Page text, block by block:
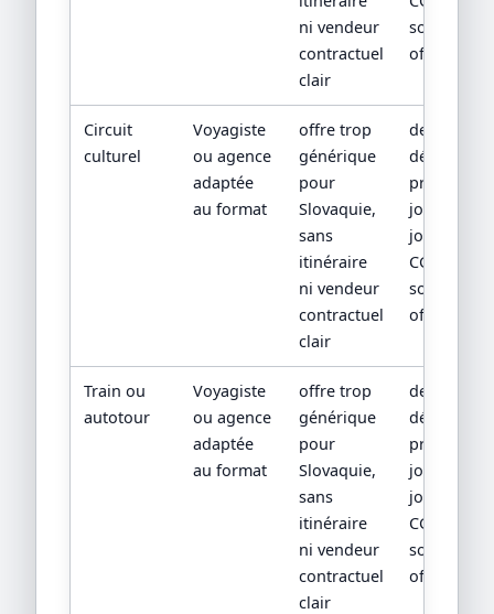
ni vendeur
contractuel
clair
sources
officielles
Circuit
culturel
Voyagiste
ou agence
adaptée
au format
offre trop
générique
pour
Slovaquie,
sans
itinéraire
ni vendeur
contractuel
clair
devis
détaillé,
jour par
jour,
CGV/CPV et
sources
officielles
Train ou
autotour
Voyagiste
ou agence
adaptée
au format
offre trop
générique
pour
Slovaquie,
sans
itinéraire
ni vendeur
contractuel
clair
devis
détaillé,
jour par
jour,
CGV/CPV et
sources
officielles